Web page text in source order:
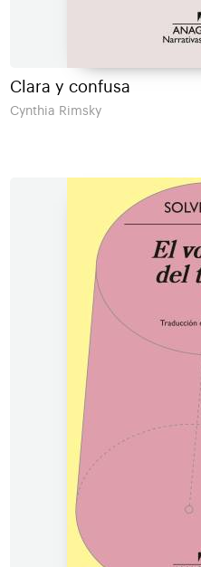
Clara y confusa
Cynthia Rimsky